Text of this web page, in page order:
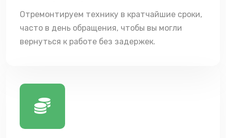
Отремонтируем технику в кратчайшие сроки,
часто в день обращения, чтобы вы могли
вернуться к работе без задержек.